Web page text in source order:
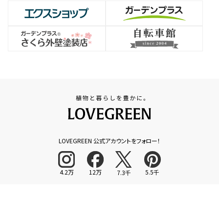
LOVEGREEN 公式アカウントをフォロー！
4.2万 12万 7.3千 5.5千